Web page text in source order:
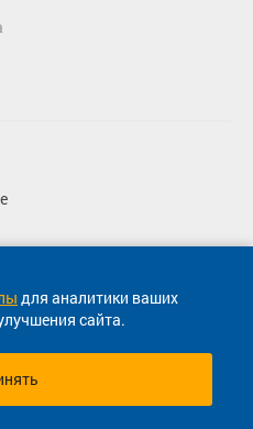
для аналитики ваших
сайта.
сервис продажи